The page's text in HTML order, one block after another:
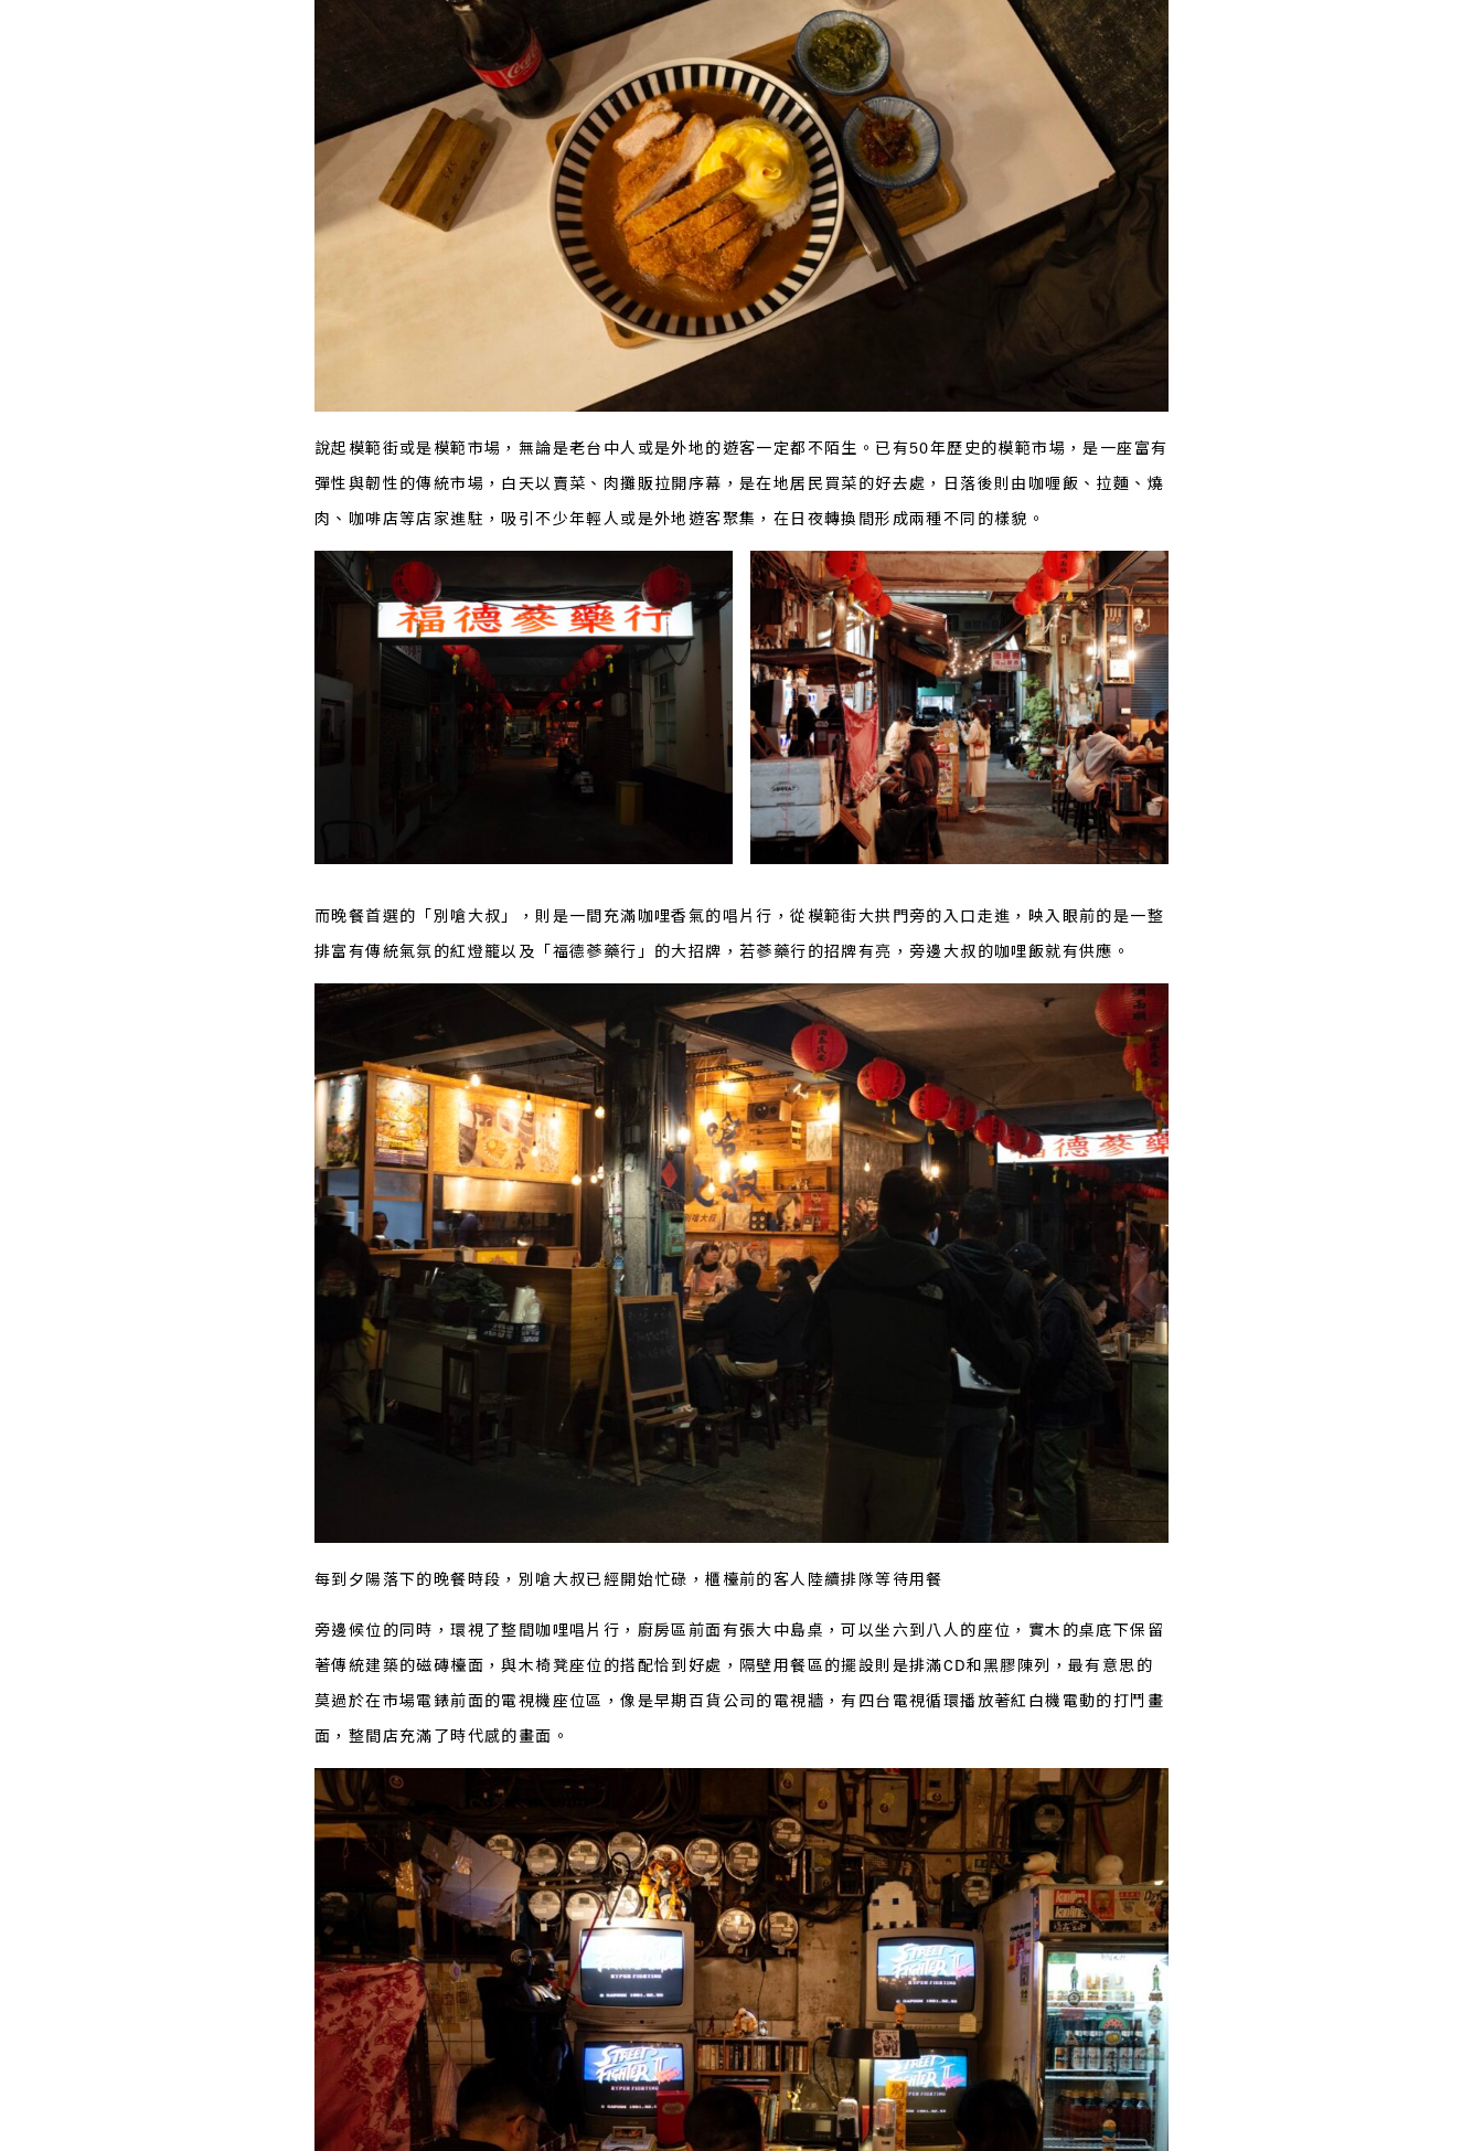
說起模範街或是模範市場，無論是老台中人或是外地的遊客一定都不陌生。已有50年歷史的模範市場，是一座富有
彈性與韌性的傳統市場，白天以賣菜、肉攤販拉開序幕，是在地居民買菜的好去處，日落後則由咖喱飯、拉麵、燒
肉、咖啡店等店家進駐，吸引不少年輕人或是外地遊客聚集，在日夜轉換間形成兩種不同的樣貌。
而晚餐首選的「別嗆大叔」，則是一間充滿咖哩香氣的唱片行，從模範街大拱門旁的入口走進，映入眼前的是一整
排富有傳統氣氛的紅燈籠以及「福德蔘藥行」的大招牌，若蔘藥行的招牌有亮，旁邊大叔的咖哩飯就有供應。
每到夕陽落下的晚餐時段，別嗆大叔已經開始忙碌，櫃檯前的客人陸續排隊等待用餐
旁邊候位的同時，環視了整間咖哩唱片行，廚房區前面有張大中島桌，可以坐六到八人的座位，實木的桌底下保留
著傳統建築的磁磚檯面，與木椅凳座位的搭配恰到好處，隔壁用餐區的擺設則是排滿CD和黑膠陳列，最有意思的
莫過於在市場電錶前面的電視機座位區，像是早期百貨公司的電視牆，有四台電視循環播放著紅白機電動的打鬥畫
面，整間店充滿了時代感的畫面。